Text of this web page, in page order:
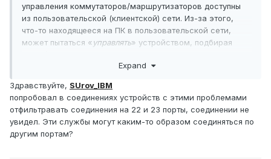
управления коммутаторов/маршрутизаторов доступны
из пользовательской (клиентской) сети. Из-за этого,
что-то находящееся на ПК в пользовательской сети,
может пытаться «управлять» устройством, подбирая
коммутаторов/маршрутизаторов разрешено только с
управление существовал выделенный VLAN.
Так же, я бы выключил на коммутаторах/
маршрутизаторах возможность взаимодействия по Link
Discovery Protocol (LLDP, CDP) и подобные UPnP
взаимодействия.
Expand
Здравствуйте, SUrov_IBM
попробовал в соединениях устройств с этими проблемами
отфильтравать соединения на 22 и 23 порты, соединении не
увидел. Эти службы могут каким-то образом соединяться по
другим портам?